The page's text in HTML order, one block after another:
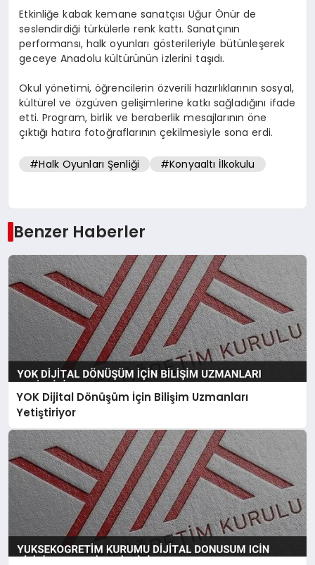
Etkinliğe kabak kemane sanatçısı Uğur Önür de
seslendirdiği türkülerle renk kattı. Sanatçının
performansı, halk oyunları gösterileriyle bütünleşerek
geceye Anadolu kültürünün izlerini taşıdı.
Okul yönetimi, öğrencilerin özverili hazırlıklarının sosyal,
kültürel ve özgüven gelişimlerine katkı sağladığını ifade
etti. Program, birlik ve beraberlik mesajlarının öne
çıktığı hatıra fotoğraflarının çekilmesiyle sona erdi.
#Halk Oyunları Şenliği #Konyaaltı İlkokulu
Benzer Haberler
YOK Dijital Dönüşüm İçin Bilişim Uzmanları
Yetiştiriyor